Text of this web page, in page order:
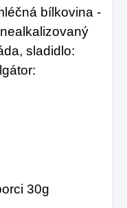
bílkovina -
sladidlo:
30g